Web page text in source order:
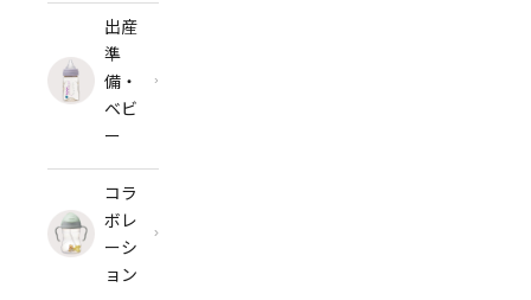
出産
準
備・
ベビ
ー
コラ
ボレ
ーシ
ョン